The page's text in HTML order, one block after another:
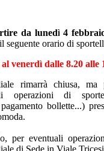
da lunedì 4
seguente orario di
venerdì dalle 8.20 alle
rimarrà chiusa, ma
operazioni di
bollette...)
per eventuali
di Sede in Viale